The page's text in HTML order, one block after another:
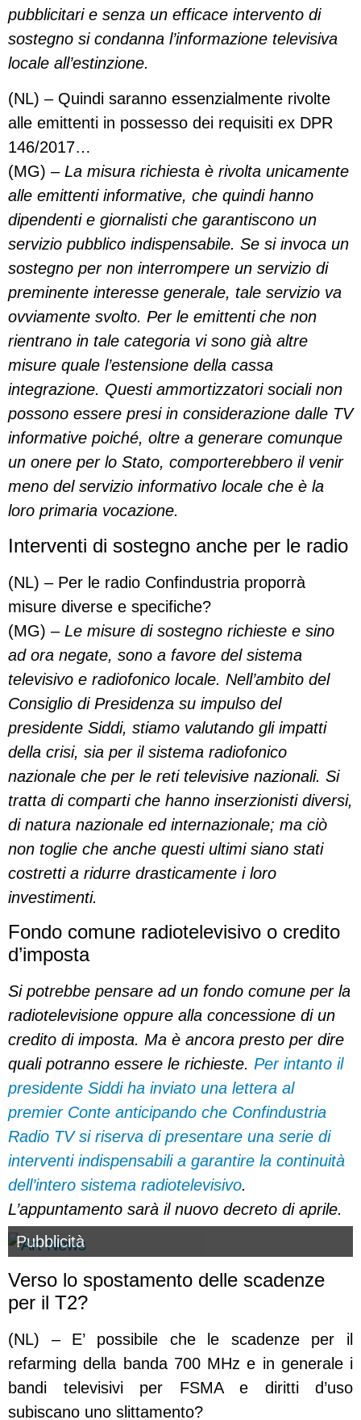
pubblicitari e senza un efficace intervento di
sostegno si condanna l’informazione televisiva
locale all’estinzione.
(NL) – Quindi saranno essenzialmente rivolte
alle emittenti in possesso dei requisiti ex DPR
146/2017…
(MG) – La misura richiesta è rivolta unicamente
alle emittenti informative, che quindi hanno
dipendenti e giornalisti che garantiscono un
servizio pubblico indispensabile. Se si invoca un
sostegno per non interrompere un servizio di
preminente interesse generale, tale servizio va
ovviamente svolto. Per le emittenti che non
rientrano in tale categoria vi sono già altre
misure quale l’estensione della cassa
integrazione. Questi ammortizzatori sociali non
possono essere presi in considerazione dalle TV
informative poiché, oltre a generare comunque
un onere per lo Stato, comporterebbero il venir
meno del servizio informativo locale che è la
loro primaria vocazione.
Interventi di sostegno anche per le radio
(NL) – Per le radio Confindustria proporrà
misure diverse e specifiche?
(MG) – Le misure di sostegno richieste e sino
ad ora negate, sono a favore del sistema
televisivo e radiofonico locale. Nell’ambito del
Consiglio di Presidenza su impulso del
presidente Siddi, stiamo valutando gli impatti
della crisi, sia per il sistema radiofonico
nazionale che per le reti televisive nazionali. Si
tratta di comparti che hanno inserzionisti diversi,
di natura nazionale ed internazionale; ma ciò
non toglie che anche questi ultimi siano stati
costretti a ridurre drasticamente i loro
investimenti.
Fondo comune radiotelevisivo o credito
d’imposta
Si potrebbe pensare ad un fondo comune per la
radiotelevisione oppure alla concessione di un
credito di imposta. Ma è ancora presto per dire
quali potranno essere le richieste. Per intanto il
presidente Siddi ha inviato una lettera al
premier Conte anticipando che Confindustria
Radio TV si riserva di presentare una serie di
interventi indispensabili a garantire la continuità
dell’intero sistema radiotelevisivo.
L’appuntamento sarà il nuovo decreto di aprile.
Pubblicità
Verso lo spostamento delle scadenze
per il T2?
(NL) – E’ possibile che le scadenze per il
refarming della banda 700 MHz e in generale i
bandi televisivi per FSMA e diritti d’uso
subiscano uno slittamento?